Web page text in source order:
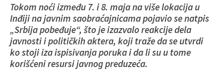
Tokom noći između 7. i 8. maja na više lokacija u
Inđiji na javnim saobraćajnicama pojavio se natpis
„Srbija pobeđuje“, što je izazvalo reakcije dela
javnosti i političkih aktera, koji traže da se utvrdi
ko stoji iza ispisivanja poruka i da li su u tome
korišćeni resursi javnog preduzeća.